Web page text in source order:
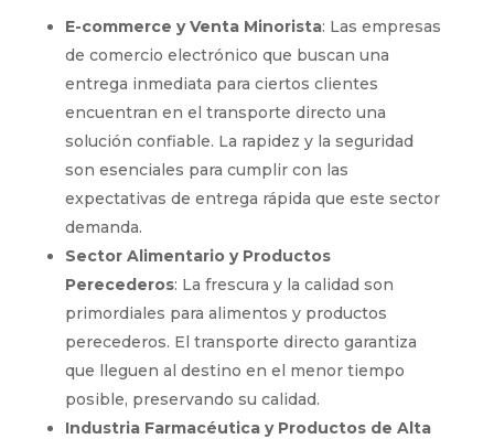
E-commerce y Venta Minorista: Las empresas
de comercio electrónico que buscan una
entrega inmediata para ciertos clientes
encuentran en el transporte directo una
solución confiable. La rapidez y la seguridad
son esenciales para cumplir con las
expectativas de entrega rápida que este sector
demanda.
Sector Alimentario y Productos
Perecederos: La frescura y la calidad son
primordiales para alimentos y productos
perecederos. El transporte directo garantiza
que lleguen al destino en el menor tiempo
posible, preservando su calidad.
Industria Farmacéutica y Productos de Alta